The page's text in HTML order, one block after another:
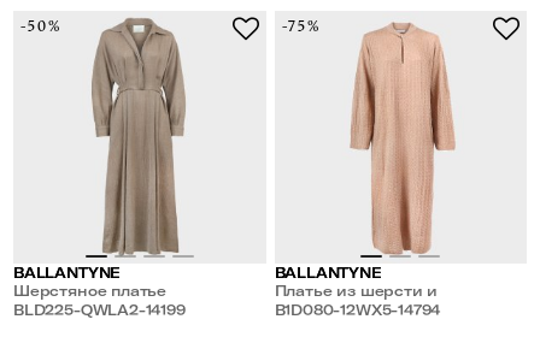
-50%
BALLANTYNE
Шерстяное платье
BLD225-QWLA2-14199
-75%
BALLANTYNE
Платье из шерсти и
кашемира
B1D080-12WX5-14794